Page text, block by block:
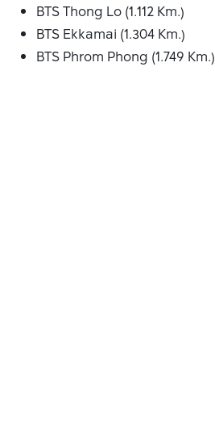
BTS Thong Lo (1.112 Km.)
BTS Ekkamai (1.304 Km.)
BTS Phrom Phong (1.749 Km.)